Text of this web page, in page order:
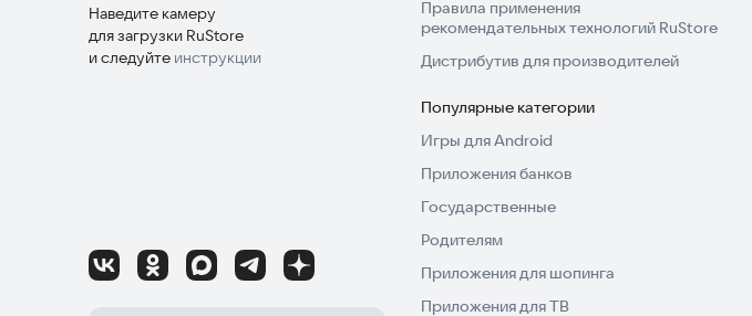
Наведите камеру
для загрузки RuStore
и следуйте инструкции
Правила применения
рекомендательных технологий RuStore
Дистрибутив для производителей
Популярные категории
Игры для Android
Приложения банков
Государственные
Родителям
Приложения для шопинга
Приложения для ТВ